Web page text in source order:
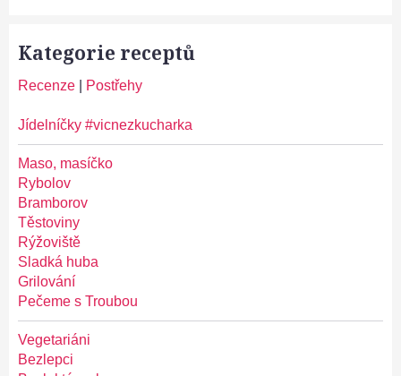
Kategorie receptů
Recenze Postřehy
Jídelníčky #vicnezkucharka
Maso, masíčko
Rybolov
Bramborov
Těstoviny
Rýžoviště
Sladká huba
Grilování
Pečeme s Troubou
Vegetariáni
Bezlepci